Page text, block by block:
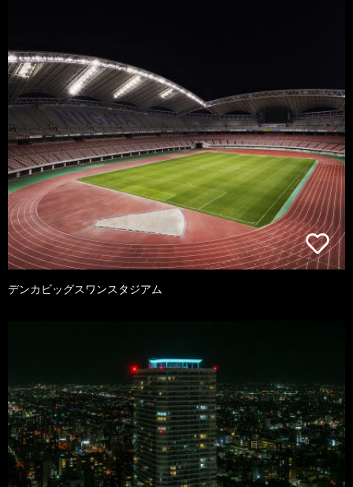
デンカビッグスワンスタジアム